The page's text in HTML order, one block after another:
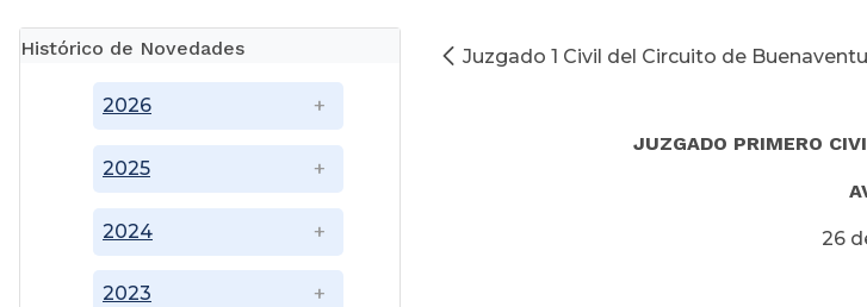
Histórico de Novedades
2023
2024
2025
2026
Juzgado 1 Civil del Circuito de
JUZGADO PRIMERO
26